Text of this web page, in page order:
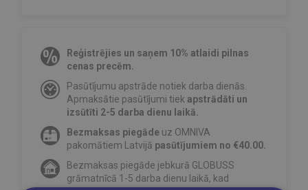
Reģistrējies un saņem 10% atlaidi pilnas
cenas precēm.
Pasūtījumu apstrāde notiek darba dienās.
Apmaksātie pasūtījumi tiek apstrādāti un
izsūtīti 2-5 darba dienu laikā.
Bezmaksas piegāde uz OMNIVA
pakomātiem Latvijā pasūtījumiem no €40.00.
Bezmaksas piegāde jebkurā GLOBUSS
grāmatnīcā 1-5 darba dienu laikā, kad